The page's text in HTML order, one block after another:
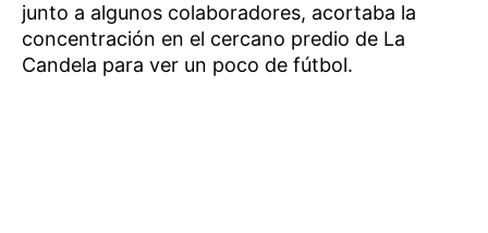
junto a algunos colaboradores, acortaba la
concentración en el cercano predio de La
Candela para ver un poco de fútbol.